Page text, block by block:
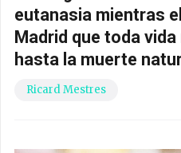
eutanasia mientras
Madrid que toda
hasta la muerte
Ricard Mestres